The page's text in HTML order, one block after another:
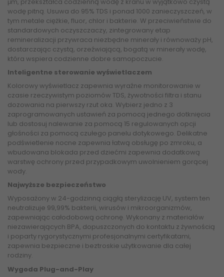
wodę pitną. Usuwa do 95% TDS i ponad 1000 zanieczyszczeń, w
tym metale ciężkie, fluor, chlor i bakterie. W przeciwieństwie do
standardowych oczyszczaczy, zintegrowany etap
remineralizacji przywraca niezbędne minerały i równoważy pH,
dostarczając czystą, orzeźwiającą, bogatą w minerały wodę,
która wspiera codzienne dobre samopoczucie.
Inteligentne sterowanie wyświetlaczem
Kolorowy wyświetlacz zapewnia wyraźne monitorowanie w
czasie rzeczywistym poziomów TDS, żywotności filtra i stanu
dozowania na pierwszy rzut oka. Wybierz jedno z 3
zaprogramowanych ustawień za pomocą jednego dotknięcia
lub dostosuj nalewanie za pomocą 15 regulowanych opcji
głośności za pomocą czułego panelu dotykowego. Delikatne
podświetlenie nocne zapewnia łatwą obsługę po zmroku, a
wbudowana blokada przed dziećmi zapewnia dodatkową
warstwę ochrony przed przypadkowym uwolnieniem gorącej
wody.
Najwyższe bezpieczeństwo
Wyposażony w 24-godzinną ciągłą sterylizację UV, system ten
neutralizuje 99,99% bakterii, wirusów i mikroorganizmów,
zapewniając całodobową ochronę. Wykonany z materiałów
niezawierających BPA, dopuszczonych do kontaktu z żywnością
i poparty rygorystycznymi profesjonalnymi certyfikatami,
zapewnia bezpieczne i beztroskie użytkowanie dla całej
rodziny.
Wygoda Plug-and-Play